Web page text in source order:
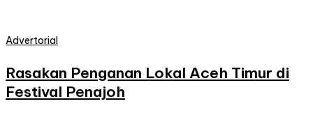
Advertorial
Rasakan Penganan Lokal Aceh Timur di
Festival Penajoh